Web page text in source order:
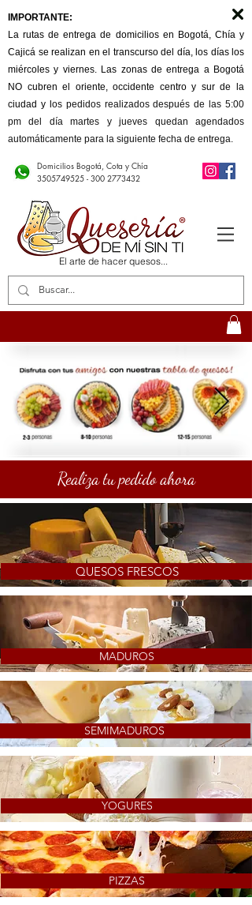
IMPORTANTE:
La rutas de entrega de domicilios en Bogotá, Chía y
Cajicá se realizan en el transcurso del día, los días los
miércoles y viernes. Las zonas de entrega a Bogotá
NO cubren el oriente, occidente centro y sur de la
ciudad y l os pedidos realizados después de las 5:00
pm del día martes y jueves quedan agendados
automáticamente para la siguiente fecha de entrega.
Domicilios Bogotá, Cota y Chía
3505749525 - 300 2773432
El arte de hacer quesos...
Realiza tu pedido ahora
QUESOS FRESCOS
MADUROS
SEMIMADUROS
YOGURES
PIZZAS